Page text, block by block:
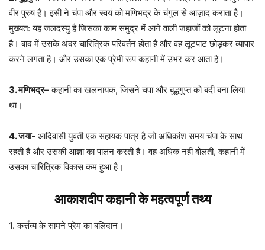
वीर पुरुष है। इसी ने चंपा और स्वयं को मणिभद्र के चंगुल से आज़ाद कराता है।
मुख्यत: यह जलदस्यु है जिसका काम समुद्र में आने वाली जहाजों को लूटना होता
है। बाद में उसके अंदर चारित्रिक परिवर्तन होता है और वह लूटपाट छोड़कर व्यापार
करने लगता है। और उसका एक प्रेमी रूप कहानी में उभर कर आता है।
3. मणिभद्र–कहानी का खलनायक, जिसने चंपा और बुद्धगुप्त को बंदी बना लिया
था।
4. जया- आदिवासी युवती एक सहायक पात्र है जो अधिकांश समय चंपा के साथ
रहती है और उसकी आज्ञा का पालन करती है। वह अधिक नहीं बोलती, कहानी में
उसका चारित्रिक विकास कम हुआ है।
आकाशदीप कहानी के महत्वपूर्ण तथ्य
1. कर्त्तव्य के सामने प्रेम का बलिदान।